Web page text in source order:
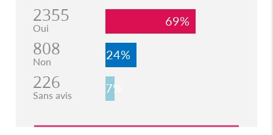
2355
Oui 69%
808
Non 24%
226
Sans avis 7%